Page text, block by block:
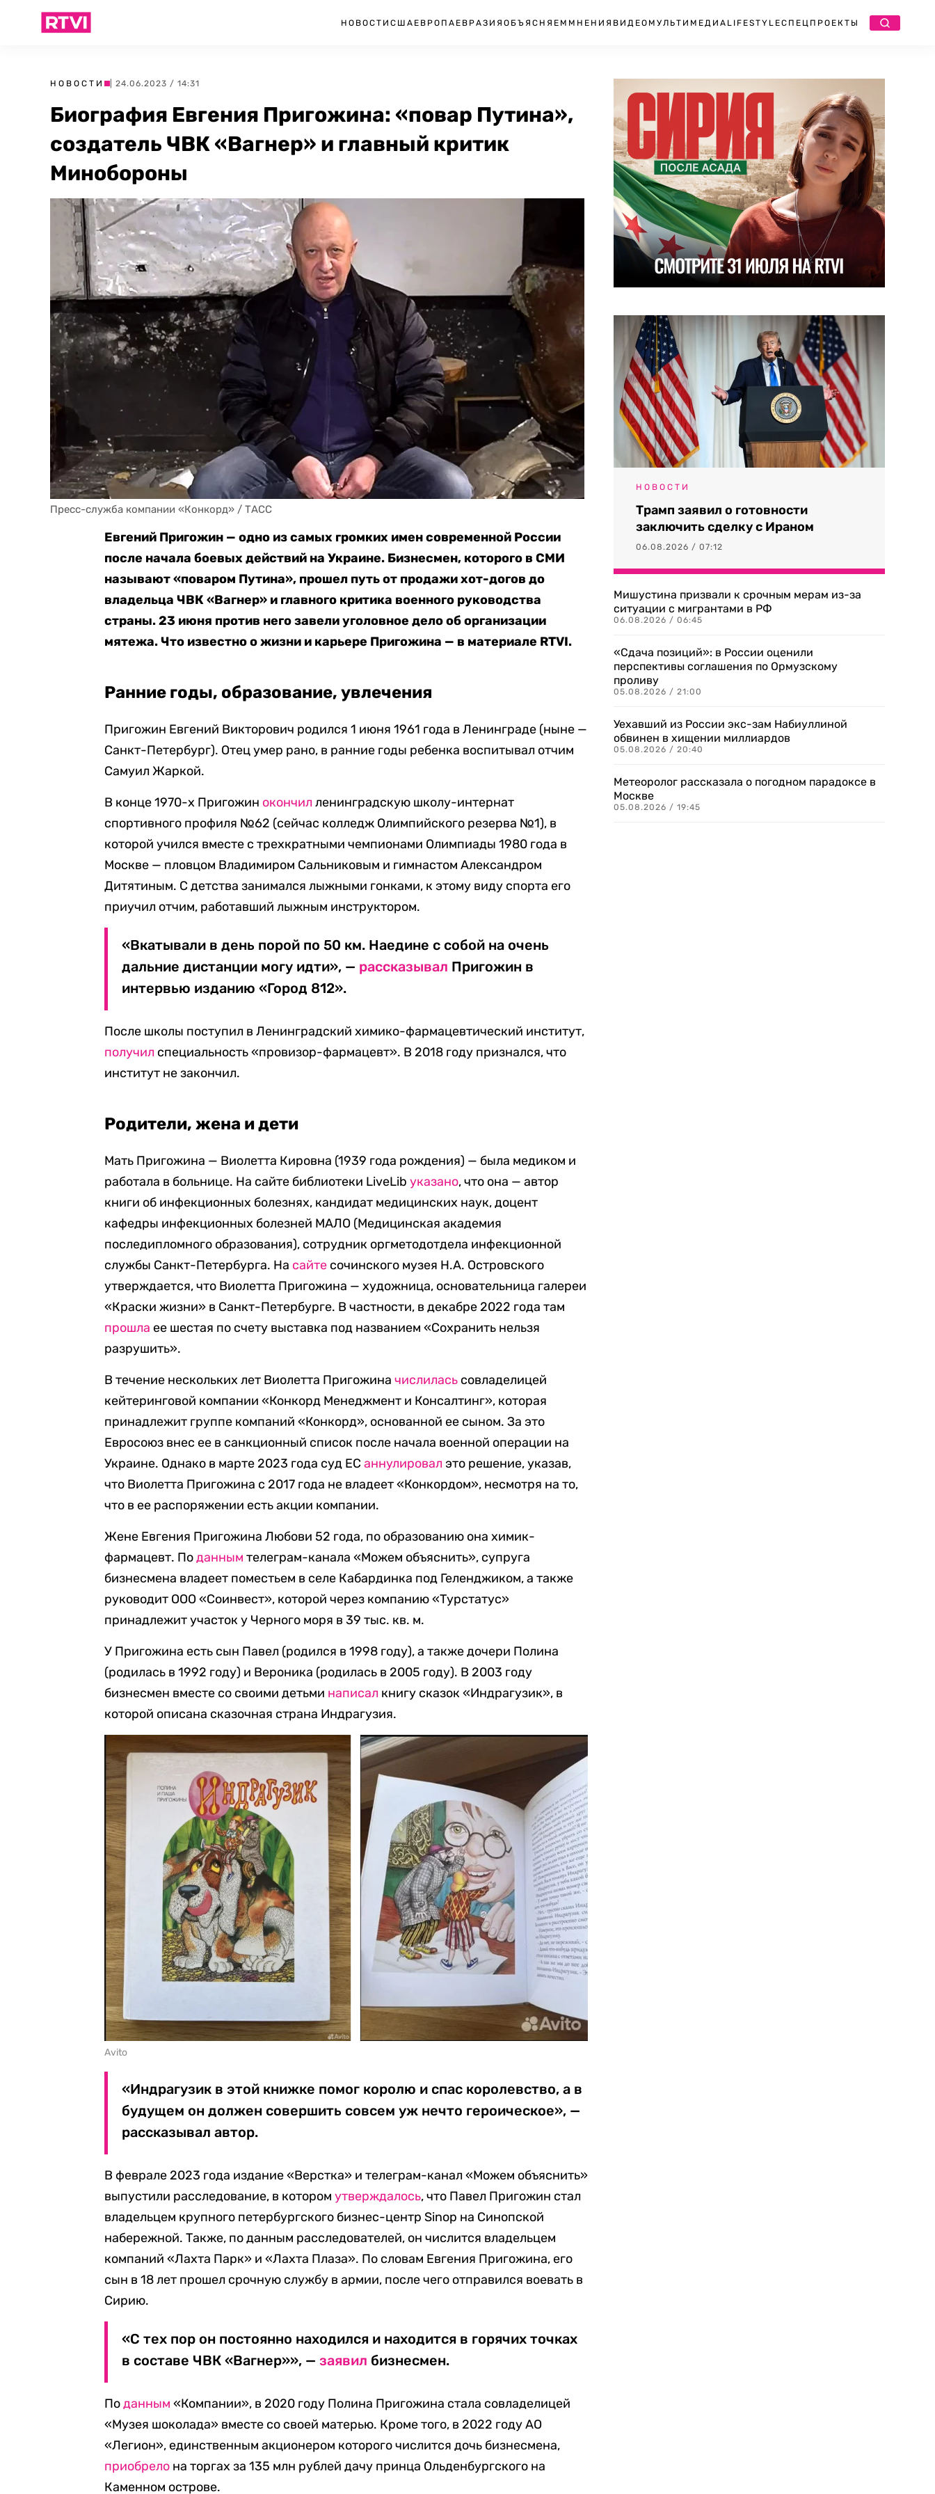
НОВОСТИ США ЕВРОПА ЕВРАЗИЯ ОБЪЯСНЯЕМ МНЕНИЯ ВИДЕО МУЛЬТИМЕДИА LIFESTYLEСПЕЦПРОЕКТЫ
НОВОСТИ | 24.06.2023 / 14:31
Биография Евгения Пригожина: «повар Путина»,
создатель ЧВК «Вагнер» и главный критик
Минобороны
Пресс-служба компании «Конкорд» / ТАСС
Евгений Пригожин — одно из самых громких имен современной России
после начала боевых действий на Украине. Бизнесмен, которого в СМИ
называют «поваром Путина», прошел путь от продажи хот-догов до
владельца ЧВК «Вагнер» и главного критика военного руководства
страны. 23 июня против него завели уголовное дело об организации
мятежа. Что известно о жизни и карьере Пригожина — в материале RTVI.
Ранние годы, образование, увлечения
Пригожин Евгений Викторович родился 1 июня 1961 года в Ленинграде (ныне —
Санкт-Петербург). Отец умер рано, в ранние годы ребенка воспитывал отчим
Самуил Жаркой.
В конце 1970-х Пригожин окончил ленинградскую школу-интернат
спортивного профиля №62 (сейчас колледж Олимпийского резерва №1), в
которой учился вместе с трехкратными чемпионами Олимпиады 1980 года в
Москве — пловцом Владимиром Сальниковым и гимнастом Александром
Дитятиным. С детства занимался лыжными гонками, к этому виду спорта его
приучил отчим, работавший лыжным инструктором.
«Вкатывали в день порой по 50 км. Наедине с собой на очень
дальние дистанции могу идти», — рассказывал Пригожин в
интервью изданию «Город 812».
После школы поступил в Ленинградский химико-фармацевтический институт,
получил специальность «провизор-фармацевт». В 2018 году признался, что
институт не закончил.
Родители, жена и дети
Мать Пригожина — Виолетта Кировна (1939 года рождения) — была медиком и
работала в больнице. На сайте библиотеки LiveLib указано, что она — автор
книги об инфекционных болезнях, кандидат медицинских наук, доцент
кафедры инфекционных болезней МАЛО (Медицинская академия
последипломного образования), сотрудник оргметодотдела инфекционной
службы Санкт-Петербурга. На сайте сочинского музея Н.А. Островского
утверждается, что Виолетта Пригожина — художница, основательница галереи
«Краски жизни» в Санкт-Петербурге. В частности, в декабре 2022 года там
прошла ее шестая по счету выставка под названием «Сохранить нельзя
разрушить».
В течение нескольких лет Виолетта Пригожина числилась совладелицей
кейтеринговой компании «Конкорд Менеджмент и Консалтинг», которая
принадлежит группе компаний «Конкорд», основанной ее сыном. За это
Евросоюз внес ее в санкционный список после начала военной операции на
Украине. Однако в марте 2023 года суд ЕС аннулировал это решение, указав,
что Виолетта Пригожина с 2017 года не владеет «Конкордом», несмотря на то,
что в ее распоряжении есть акции компании.
Жене Евгения Пригожина Любови 52 года, по образованию она химик-
фармацевт. Поданным телеграм-канала «Можем объяснить», супруга
бизнесмена владеет поместьем в селе Кабардинка под Геленджиком, а также
руководит ООО «Соинвест», которой через компанию «Турстатус»
принадлежит участок у Черного моря в 39 тыс. кв. м.
У Пригожина есть сын Павел (родился в 1998 году), а также дочери Полина
(родилась в 1992 году) и Вероника (родилась в 2005 году). В 2003 году
бизнесмен вместе со своими детьми написал книгу сказок «Индрагузик», в
которой описана сказочная страна Индрагузия.
Avito
«Индрагузик в этой книжке помог королю и спас королевство, а в
будущем он должен совершить совсем уж нечто героическое», —
рассказывал автор.
В феврале 2023 года издание «Верстка» и телеграм-канал «Можем объяснить»
выпустили расследование, в котором утверждалось, что Павел Пригожин стал
владельцем крупного петербургского бизнес-центр Sinop на Синопской
набережной. Также, по данным расследователей, он числится владельцем
компаний «Лахта Парк» и «Лахта Плаза». По словам Евгения Пригожина, его
сын в 18 лет прошел срочную службу в армии, после чего отправился воевать в
Сирию.
«С тех пор он постоянно находился и находится в горячих точках
в составе ЧВК «Вагнер»», — заявил бизнесмен.
Поданным «Компании», в 2020 году Полина Пригожина стала совладелицей
«Музея шоколада» вместе со своей матерью. Кроме того, в 2022 году АО
«Легион», единственным акционером которого числится дочь бизнесмена,
приобрело на торгах за 135 млн рублей дачу принца Ольденбургского на
Каменном острове.
НОВОСТИ
Трамп заявил о готовности
заключить сделку с Ираном
06.08.2026 / 07:12
Мишустина призвали к срочным мерам из-за
ситуации с мигрантами в РФ
06.08.2026 / 06:45
«Сдача позиций»: в России оценили
перспективы соглашения по Ормузскому
проливу
05.08.2026 / 21:00
Уехавший из России экс-зам Набиуллиной
обвинен в хищении миллиардов
05.08.2026 / 20:40
Метеоролог рассказала о погодном парадоксе в
Москве
05.08.2026 / 19:45